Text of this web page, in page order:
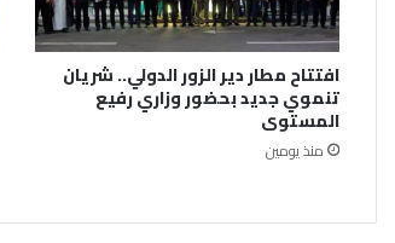
افتتاح مطار دير الزور الدولي.. شريان
تنموي جديد بحضور وزاري رفيع
المستوى
منذ يومين